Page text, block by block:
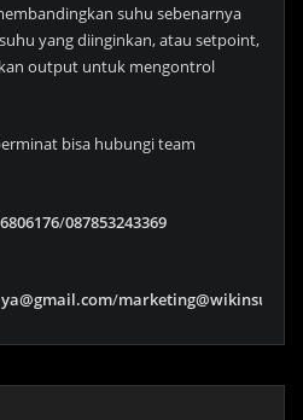
suhu sebenarnya
yang diinginkan, atau setpoint,
output untuk mengontrol
bisa hubungi team
/087853243369
/